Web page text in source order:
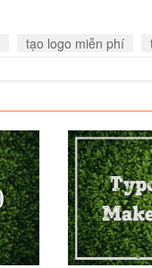
tạo logo miễn phí